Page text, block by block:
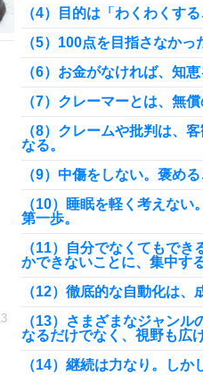
（4）目的は「わくわくす
（5）100点を目指さなかっ
（6）お金がなければ、知恵
（7）クレーマーとは、無償
（8）クレームや批判は、
なる。
（9）中傷をしない。褒め
（10）睡眠を軽く考えな
第一歩。
（11）自分でなくてもで
かできないことに、集中する
（12）徹底的な自動化は、
（13）さまざまなジャン
なるだけでなく、視野も広
（14）継続は力なり。しか